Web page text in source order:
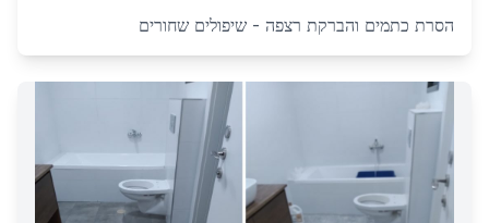
הסרת כתמים והברקת רצפה - שיפולים שחורים